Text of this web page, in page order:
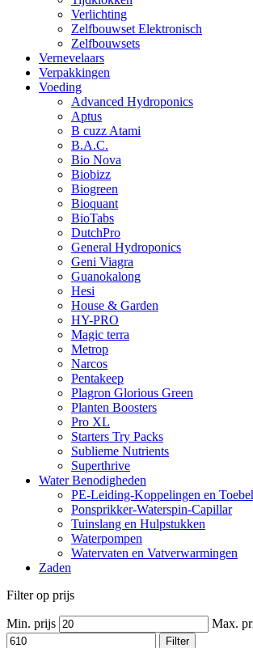
Verlichting
Zelfbouwset Elektronisch
Zelfbouwsets
Vernevelaars
Verpakkingen
Voeding
Advanced Hydroponics
Aptus
B cuzz Atami
B.A.C.
Bio Nova
Biobizz
Biogreen
Bioquant
BioTabs
DutchPro
General Hydroponics
Geni Viagra
Guanokalong
Hesi
House & Garden
HY-PRO
Magic terra
Metrop
Narcos
Pentakeep
Plagron Glorious Green
Planten Boosters
Pro XL
Starters Try Packs
Sublieme Nutrients
Superthrive
Water Benodigheden
PE-Leiding-Koppelingen en
Ponsprikker-Waterspin-Capillar
Tuinslang en Hulpstukken
Waterpompen
Watervaten en Vatverwarmingen
Zaden
Filter op prijs
Min. prijs Max.
Filter